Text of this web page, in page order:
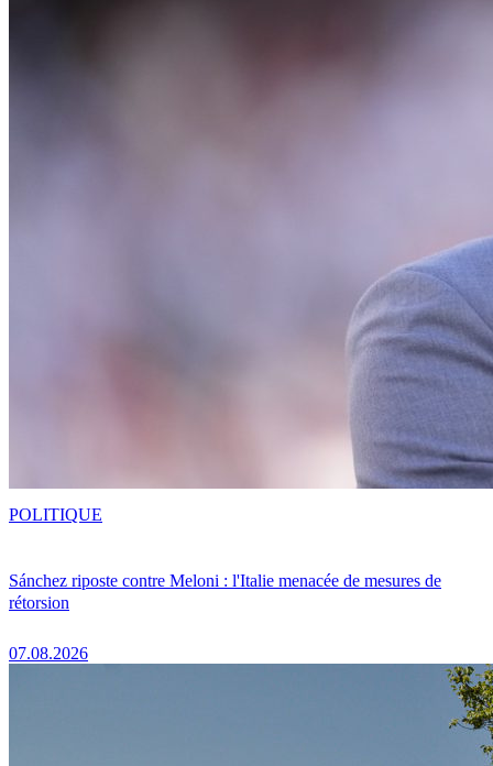
Sánchez riposte contre Meloni : l'Italie menacée de mesures de
rétorsion
07.08.2026
POLITIQUE